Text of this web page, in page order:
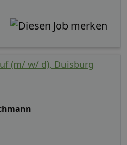
(m/ w/ d), Duisburg